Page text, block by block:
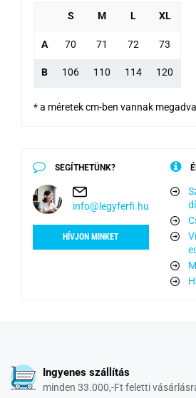
S M L XL
A 70 71 72 73
B 106 110 114 120
* a méretek cm-ben vannak megadva
SEGÍTHETÜNK?
info@legyferfi.hu
HÍVJON MINKET
Ingyenes szállítás
minden 33.000,-Ft feletti